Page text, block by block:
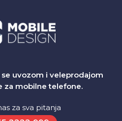
se uvozom i veleprodajom
za mobilne telefone.
za sva pitanja